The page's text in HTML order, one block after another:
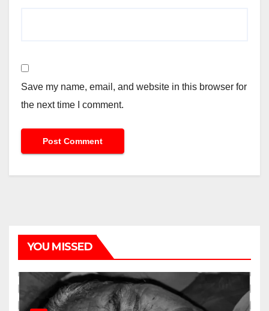
Save my name, email, and website in this browser for
the next time I comment.
YOU MISSED